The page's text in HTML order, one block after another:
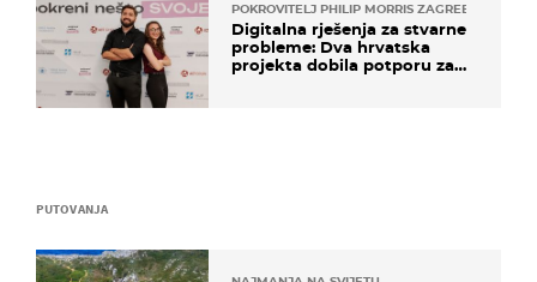
PUTOVANJA
POKROVITELJ PHILIP MORRIS ZAGREB
Digitalna rješenja za stvarne
probleme: Dva hrvatska
projekta dobila potporu za